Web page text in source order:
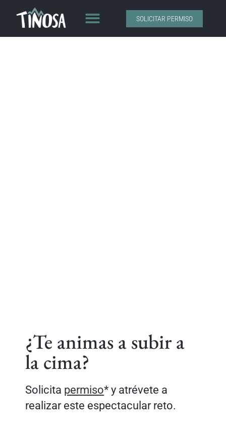
SOLICITAR PERMISO
¿Te animas a subir a
la cima?
Solicita permiso* y atrévete a
realizar este espectacular reto.